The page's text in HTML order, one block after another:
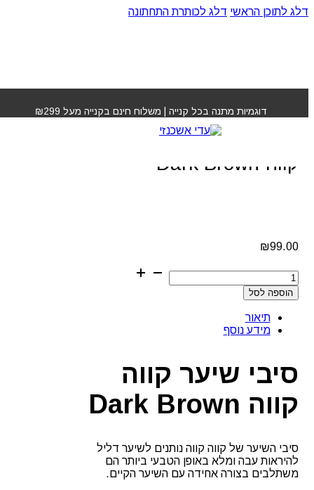
דלג לתוכן הראשי דלג לכותרת התחתונה
דוגמיות מתנה בכל קנייה | משלוח חינם בקנייה מעל ₪299
סיבי שיער חום כהה קווה
קווה Dark Brown
₪99.00
כמות
של
סיבי
חום
כהה
Dark
Brown
הוספה לסל
תיאור
מידע נוסף
סיבי שיער קווה
קווה Dark Brown
סיבי השיער של קווה קווה נותנים לשיער דליל
להיראות עבה ומלא באופן הטבעי ביותר הם
משתלבים בצורה אחידה עם השיער הקיים.